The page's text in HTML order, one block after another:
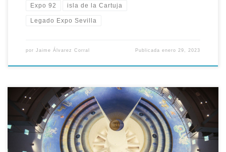
Expo 92 isla de la Cartuja
Legado Expo Sevilla
por Jaime Álvarez Corral Publicadaenero 29, 2023
Aquel 27 de enero de 1992 fue presentada la obra del pintor
Guillermo Pérez Villalta, que se estaba ejecutando
directamente sobre el techo del pabellón de Andalucía en la